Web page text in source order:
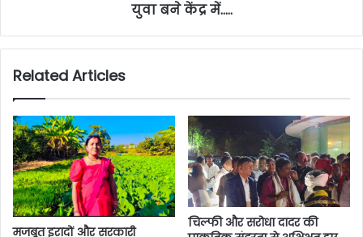
युवा बने केंद्र में…..
Related Articles
मजबूत इरादों और सरकारी
चिल्फी और सरोधा दादर की